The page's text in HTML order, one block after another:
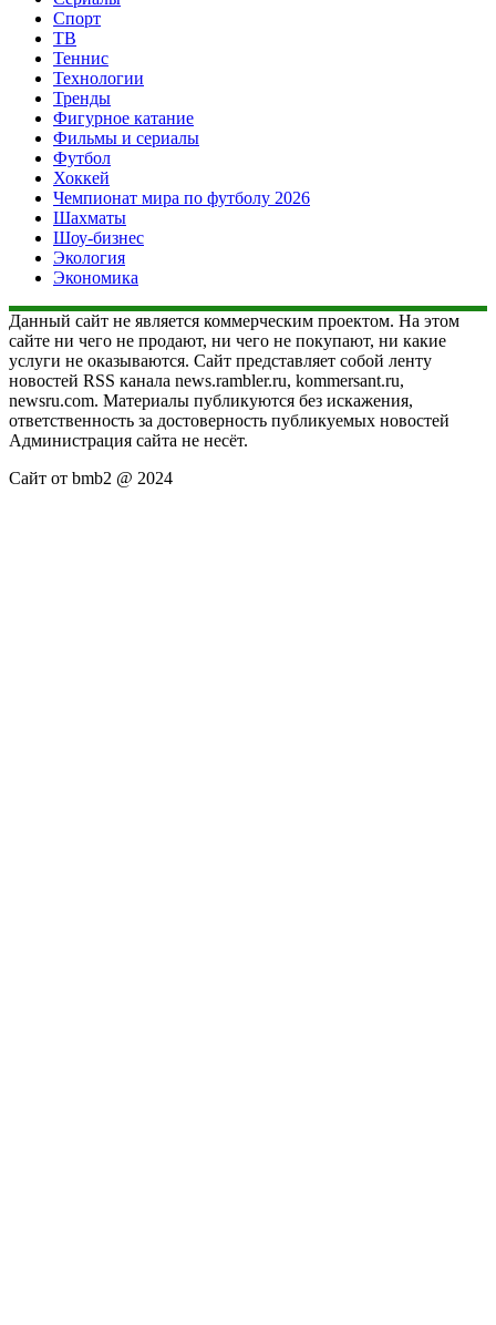
Спорт
ТВ
Теннис
Технологии
Тренды
Фигурное катание
Фильмы и сериалы
Футбол
Хоккей
Чемпионат мира по футболу 2026
Шахматы
Шоу-бизнес
Экология
Экономика
Данный сайт не является коммерческим проектом. На этом
сайте ни чего не продают, ни чего не покупают, ни какие
услуги не оказываются. Сайт представляет собой ленту
новостей RSS канала news.rambler.ru, kommersant.ru,
newsru.com. Материалы публикуются без искажения,
ответственность за достоверность публикуемых новостей
Администрация сайта не несёт.
Сайт от bmb2 @ 2024